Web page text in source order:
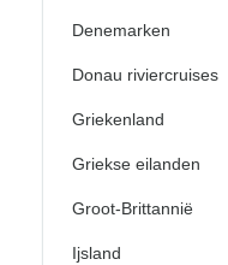
Denemarken
Donau riviercruises
Griekenland
Griekse eilanden
Groot-Brittannië
Ijsland